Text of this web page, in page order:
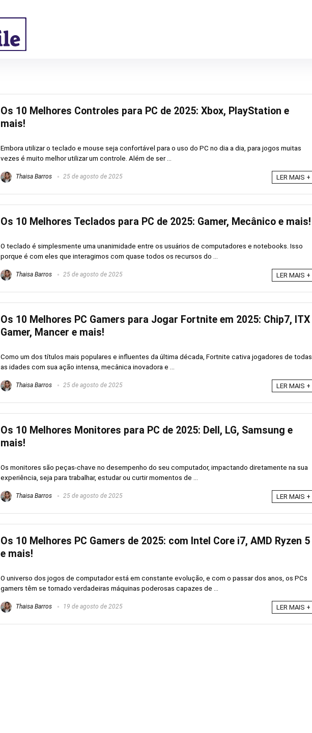
Os 10 Melhores Controles para PC de 2025: Xbox, PlayStation e
mais!
Embora utilizar o teclado e mouse seja confortável para o uso do PC no dia a dia, para jogos muitas
vezes é muito melhor utilizar um controle. Além de ser ...
Thaisa Barros 25 de agosto de 2025 LER MAIS +
Os 10 Melhores Teclados para PC de 2025: Gamer, Mecânico e mais!
O teclado é simplesmente uma unanimidade entre os usuários de computadores e notebooks. Isso
porque é com eles que interagimos com quase todos os recursos do ...
Thaisa Barros 25 de agosto de 2025 LER MAIS +
Os 10 Melhores PC Gamers para Jogar Fortnite em 2025: Chip7, ITX
Gamer, Mancer e mais!
Como um dos títulos mais populares e influentes da última década, Fortnite cativa jogadores de todas
as idades com sua ação intensa, mecânica inovadora e ...
Thaisa Barros 25 de agosto de 2025 LER MAIS +
Os 10 Melhores Monitores para PC de 2025: Dell, LG, Samsung e
mais!
Os monitores são peças-chave no desempenho do seu computador, impactando diretamente na sua
experiência, seja para trabalhar, estudar ou curtir momentos de ...
Thaisa Barros 25 de agosto de 2025 LER MAIS +
Os 10 Melhores PC Gamers de 2025: com Intel Core i7, AMD Ryzen 5
e mais!
O universo dos jogos de computador está em constante evolução, e com o passar dos anos, os PCs
gamers têm se tornado verdadeiras máquinas poderosas capazes de ...
Thaisa Barros 19 de agosto de 2025 LER MAIS +